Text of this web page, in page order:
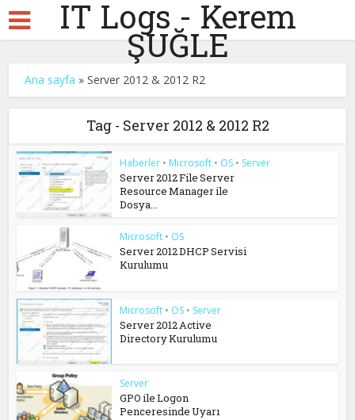
IT Logs - Kerem
ŞUĞLE
Ana sayfa »Server 2012 & 2012 R2
Tag - Server 2012 & 2012 R2
Haberler • Microsoft • OS • Server
Server 2012 File Server
Resource Manager ile
Dosya...
Microsoft • OS
Server 2012 DHCP Servisi
Kurulumu
Microsoft • OS • Server
Server 2012 Active
Directory Kurulumu
Server
GPO ile Logon
Penceresinde Uyarı